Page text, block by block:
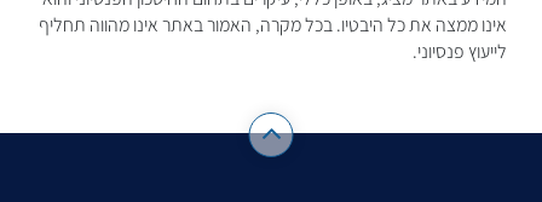
אינו ממצה את כל היבטיו. בכל מקרה, האמור באתר אינו מהווה תחליף
לייעוץ פנסיוני.